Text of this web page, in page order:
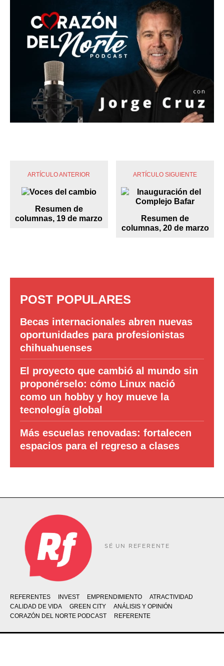
ARTÍCULO ANTERIOR
Resumen de
columnas, 19 de marzo
ARTÍCULO SIGUIENTE
Resumen de
columnas, 20 de marzo
POST POPULARES
Becas internacionales abren nuevas
oportunidades para profesionistas
chihuahuenses
El proyecto que cambió al mundo sin
proponérselo: cómo Linux nació
como un hobby y hoy mueve la
tecnología global
Más escuelas renovadas: fortalecen
espacios para el regreso a clases
SÉ UN REFERENTE
REFERENTES INVEST EMPRENDIMIENTO
ATRACTIVIDAD
CALIDAD DE VIDA
GREEN CITY
ANÁLISIS Y OPINIÓN
CORAZÓN DEL NORTE PODCAST
REFERENTE